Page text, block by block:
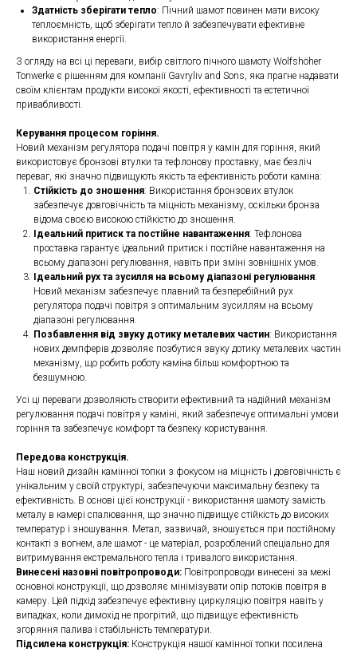
Здатність зберігати тепло: Пічний шамот повинен мати високу
теплоємність, щоб зберігати тепло й забезпечувати ефективне
використання енергії.
З огляду на всі ці переваги, вибір світлого пічного шамоту Wolfshöher
Tonwerke є рішенням для компанії Gavryliv and Sons, яка прагне надавати
своїм клієнтам продукти високої якості, ефективності та естетичної
привабливості.
Керування процесом горіння.
Новий механізм регулятора подачі повітря у камін для горіння, який
використовує бронзові втулки та тефлонову проставку, має безліч
переваг, які значно підвищують якість та ефективність роботи каміна:
Стійкість до зношення: Використання бронзових втулок
забезпечує довговічність та міцність механізму, оскільки бронза
відома своєю високою стійкістю до зношення.
Ідеальний притиск та постійне навантаження: Тефлонова
проставка гарантує ідеальний притиск і постійне навантаження на
всьому діапазоні регулювання, навіть при зміні зовнішніх умов.
Ідеальний рух та зусилля на всьому діапазоні регулювання:
Новий механізм забезпечує плавний та безперебійний рух
регулятора подачі повітря з оптимальним зусиллям на всьому
діапазоні регулювання.
Позбавлення від звуку дотику металевих частин: Використання
нових демпферів дозволяє позбутися звуку дотику металевих частин
механізму, що робить роботу каміна більш комфортною та
безшумною.
Усі ці переваги дозволяють створити ефективний та надійний механізм
регулювання подачі повітря у каміні, який забезпечує оптимальні умови
горіння та забезпечує комфорт та безпеку користування.
Передова конструкція.
Наш новий дизайн камінної топки з фокусом на міцність і довговічність є
унікальним у своїй структурі, забезпечуючи максимальну безпеку та
ефективність. В основі цієї конструкції - використання шамоту замість
металу в камері спалювання, що значно підвищує стійкість до високих
температур і зношування. Метал, зазвичай, зношується при постійному
контакті з вогнем, але шамот - це матеріал, розроблений спеціально для
витримування екстремального тепла і тривалого використання.
Винесені назовні повітропроводи: Повітропроводи винесені за межі
основної конструкції, що дозволяє мінімізувати опір потоків повітря в
камеру. Цей підхід забезпечує ефективну циркуляцію повітря навіть у
випадках, коли димохід не прогрітий, що підвищує ефективність
згоряння палива і стабільність температури.
Підсилена конструкція: Конструкція нашої камінної топки посилена